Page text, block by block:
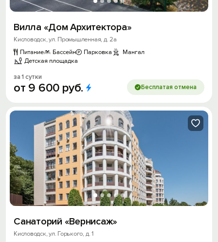
Вилла «Дом Архитектора»
Кисловодск, ул. Промышленная, д. 2а
Питание
Бассейн Парковка
Мангал
Детская площадка
за 1 сутки
от 9 600 руб. Бесплатая отмена
Санаторий «Вернисаж»
Кисловодск, ул. Горького, д. 1